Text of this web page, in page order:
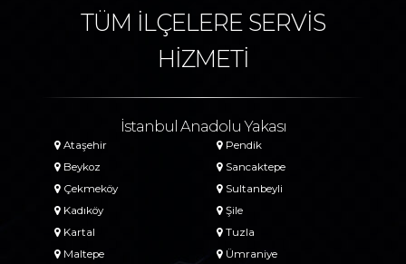
TÜM İLÇELERE SERVİS
HİZMETİ
İstanbul Anadolu Yakası
Ataşehir
Beykoz
Çekmeköy
Kadıköy
Kartal
Maltepe
Pendik
Sancaktepe
Sultanbeyli
Şile
Tuzla
Ümraniye